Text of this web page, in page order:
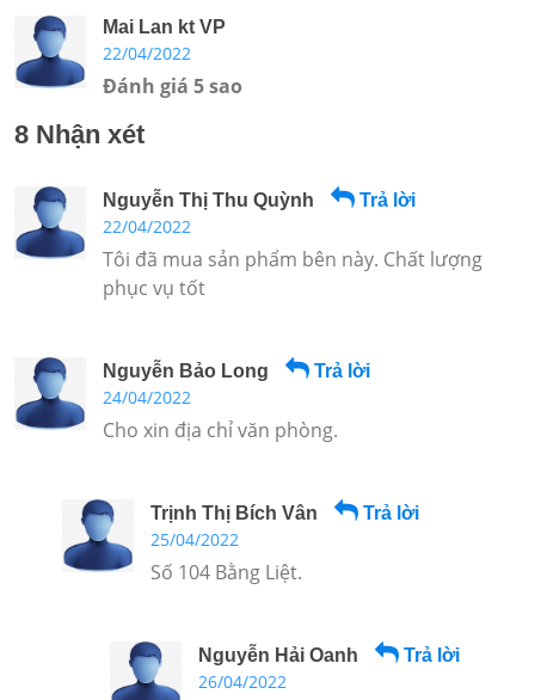
Mai Lan kt VP
22/04/2022
Đánh giá 5 sao
8 Nhận xét
Nguyễn Thị Thu Quỳnh Trả lời
22/04/2022
Tôi đã mua sản phẩm bên này. Chất lượng
phục vụ tốt
Nguyễn Bảo Long Trả lời
24/04/2022
Cho xin địa chỉ văn phòng.
Trịnh Thị Bích Vân Trả lời
25/04/2022
Số 104 Bằng Liệt.
Nguyễn Hải Oanh Trả lời
26/04/2022